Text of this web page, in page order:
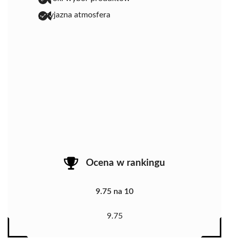
przyjazna atmosfera
Ocena w rankingu
9.75 na 10
9.75